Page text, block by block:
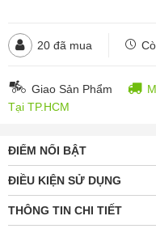
20 đã mua
Giao Sản Phẩm
Tại TP.HCM
ĐIỂM NỔI BẬT
ĐIỀU KIỆN SỬ DỤNG
THÔNG TIN CHI TIẾT